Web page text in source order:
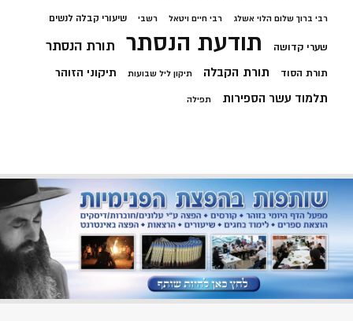
רבי ברוך שלום הלוי אשלג רבי חיים ויטאל רשבי שיעורי קבלה לנשים
שערי קדושה תודעת הנסתר תורת הנסתר
תורת הסוד תורת הקבלה תיקון ליל שבועות תיקוני הזוהר
תלמוד עשר הספירות תפילה